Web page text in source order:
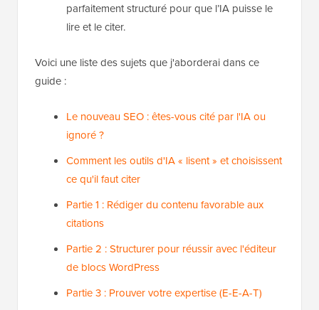
parfaitement structuré pour que l’IA puisse le
lire et le citer.
Voici une liste des sujets que j'aborderai dans ce
guide :
Le nouveau SEO : êtes-vous cité par l'IA ou
ignoré ?
Comment les outils d'IA « lisent » et choisissent
ce qu'il faut citer
Partie 1 : Rédiger du contenu favorable aux
citations
Partie 2 : Structurer pour réussir avec l'éditeur
de blocs WordPress
Partie 3 : Prouver votre expertise (E-E-A-T)